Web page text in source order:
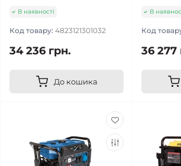
В наявності
Код товару: 4823121301032
34 236 грн.
До кошика
В
Код
36 277